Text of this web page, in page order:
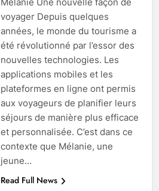
voyager Depuis quelques
années, le monde du tourisme a
été révolutionné par l’essor des
nouvelles technologies. Les
applications mobiles et les
plateformes en ligne ont permis
aux voyageurs de planifier leurs
séjours de manière plus efficace
et personnalisée. C’est dans ce
contexte que Mélanie, une
jeune…
Read Full News